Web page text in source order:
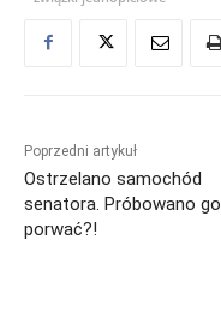
Poprzedni artykuł
Ostrzelano samochód
senatora. Próbowano go
porwać?!